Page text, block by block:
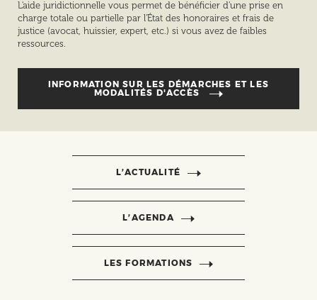
L'aide juridictionnelle vous permet de bénéficier d'une prise en
charge totale ou partielle par l'État des honoraires et frais de
justice (avocat, huissier, expert, etc.) si vous avez de faibles
ressources.
INFORMATION SUR LES DÉMARCHES ET LES
MODALITÉS D'ACCÈS
L’ACTUALITÉ
L’AGENDA
LES FORMATIONS